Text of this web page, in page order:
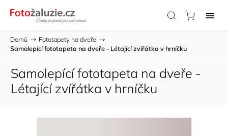
Domů / Fototapety na dveře /
Samolepící fototapeta na dveře - Létající zvířátka v hrníčku
Samolepící fototapeta na dveře -
Létající zvířátka v hrníčku